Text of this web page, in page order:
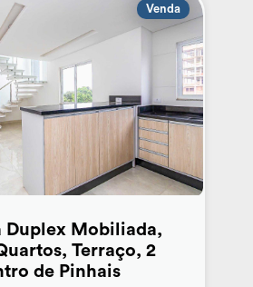
Venda
Duplex Mobiliada,
Terraço, 2
de Pinhais